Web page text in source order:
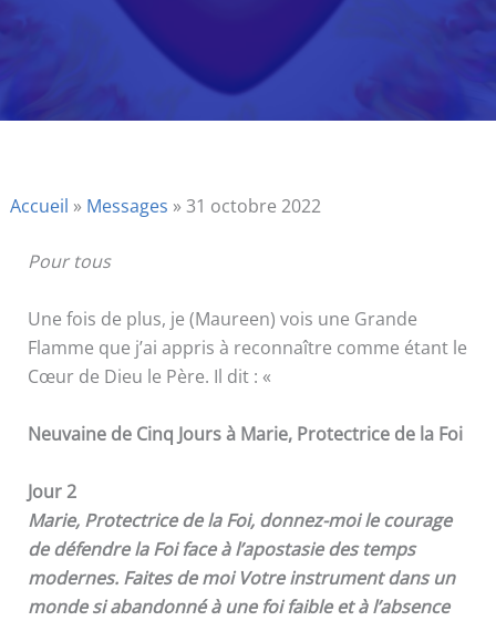
Accueil » Messages »31 octobre 2022
Pour tous
Une fois de plus, je (Maureen) vois une Grande
Flamme que j’ai appris à reconnaître comme étant le
Cœur de Dieu le Père. Il dit : «
Neuvaine de Cinq Jours à Marie, Protectrice de la Foi
Jour 2
Marie, Protectrice de la Foi, donnez-moi le courage
de défendre la Foi face à l’apostasie des temps
modernes. Faites de moi Votre instrument dans un
monde si abandonné à une foi faible et à l’absence